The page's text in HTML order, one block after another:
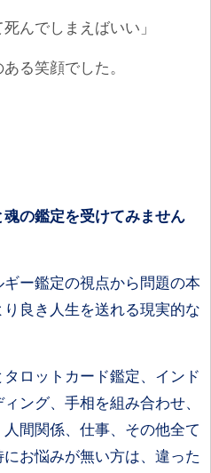
んでしまえばいい」
る笑顔でした。
の鑑定を受けてみません
ー鑑定の視点から問題の本
良き人生を送れる現実的な
ロットカード鑑定、インド
ング、手相を組み合わせ、
間関係、仕事、その他全て
お悩みが無い方は、違った